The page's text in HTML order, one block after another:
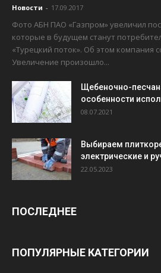
Новости - 17.09.2017
Фото АБН ПАО «Газпром» увеличил
которые в будущем станут
«Турецкий поток». Об этом компания
Увеличение произошло...
Щебеночно-
особенности
08.07.2021
Выбираем
электрические и
22.05.2023
ПОСЛЕДНЕЕ
ПОПУЛЯРНЫЕ КАТЕГОРИИ